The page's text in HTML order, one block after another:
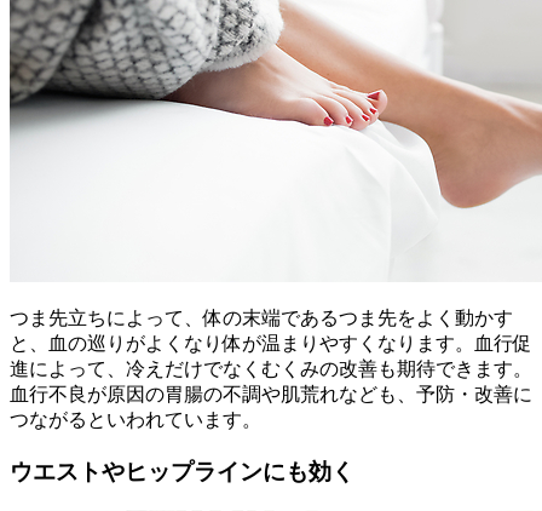
つま先立ちによって、体の末端であるつま先をよく動かす
と、血の巡りがよくなり体が温まりやすくなります。血行促
進によって、冷えだけでなくむくみの改善も期待できます。
血行不良が原因の胃腸の不調や肌荒れなども、予防・改善に
つながるといわれています。
ウエストやヒップラインにも効く